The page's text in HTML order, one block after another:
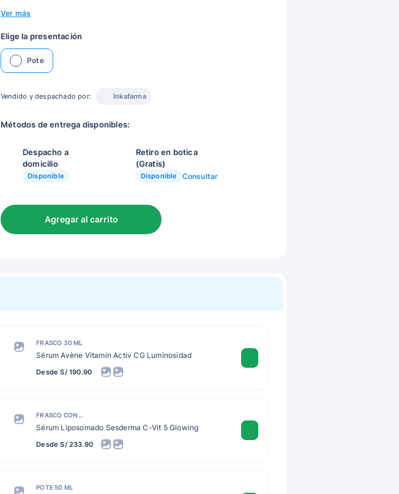
Ver más
Elige la presentación
Pote
Vendido y despachado por: Inkafarma
Métodos de entrega disponibles:
Despacho a
domicilio
Disponible
Retiro en botica
(Gratis)
Disponible Consultar
Agregar al carrito
FRASCO 30 ML
Sérum Avène Vitamin Activ CG Luminosidad
Desde S/ 190.90
FRASCO CON GOTERO 30 ML
Sérum Liposomado Sesderma C-Vit 5 Glowing
Desde S/ 233.90
POTE 50 ML